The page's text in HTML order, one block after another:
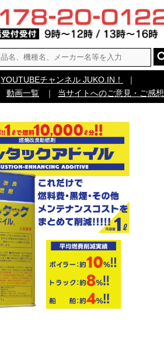
YOUTUBEチャンネル JUKO.IN！
｜
動画一覧 ｜ 当サイトへのご意見・ご感想